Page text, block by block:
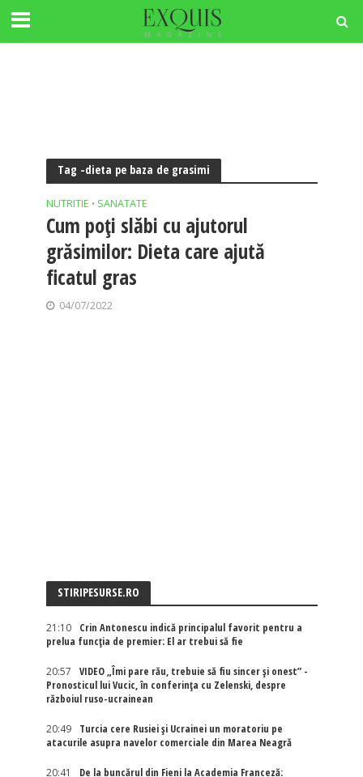
Tag -dieta pe baza de grasimi
NUTRITIE • SANATATE
Cum poți slăbi cu ajutorul
grăsimilor: Dieta care ajută
ficatul gras
04/07/2022
STIRIPESURSE.RO
21:10
Crin Antonescu indică principalul favorit pentru a
prelua funcția de premier: El ar trebui să fie
20:57
VIDEO „Îmi pare rău, trebuie să fiu sincer și onest” -
Pronosticul lui Vucic, în conferința cu Zelenski, despre
războiul ruso-ucrainean
20:49
Turcia cere Rusiei și Ucrainei un moratoriu pe
atacurile asupra navelor comerciale din Marea Neagră
20:41
De la buncărul din Fieni la Academia Franceză: